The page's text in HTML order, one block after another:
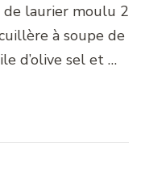
laurier moulu 2
à soupe de
d’olive sel et …